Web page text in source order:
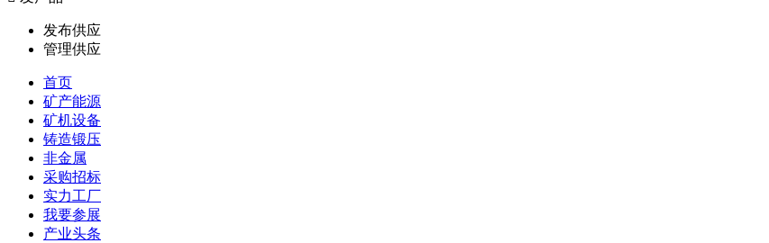
发布供应
管理供应
首页
矿产能源
矿机设备
铸造锻压
非金属
采购招标
实力工厂
我要参展
产业头条